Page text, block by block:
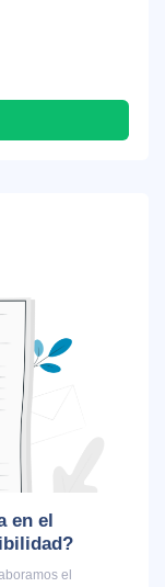
en el
el